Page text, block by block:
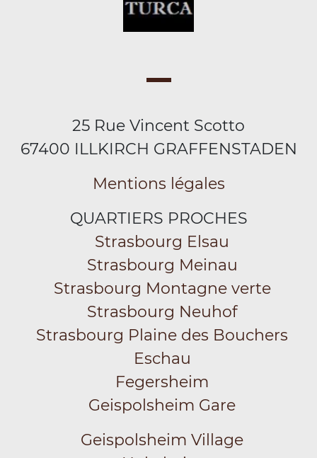
25 Rue Vincent Scotto
67400 ILLKIRCH GRAFFENSTADEN
Mentions légales
QUARTIERS PROCHES
Strasbourg Elsau
Strasbourg Meinau
Strasbourg Montagne verte
Strasbourg Neuhof
Strasbourg Plaine des Bouchers
Eschau
Fegersheim
Geispolsheim Gare
Geispolsheim Village